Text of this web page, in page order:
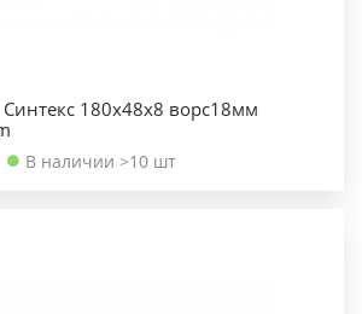
180х48х8 ворс18мм
В наличии >10 шт